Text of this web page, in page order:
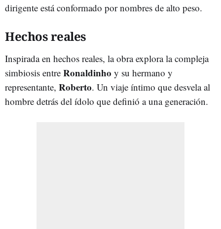
dirigente está conformado por nombres de alto peso.
Hechos reales
Inspirada en hechos reales, la obra explora la compleja
simbiosis entre Ronaldinho y su hermano y
representante, Roberto. Un viaje íntimo que desvela al
hombre detrás del ídolo que definió a una generación.